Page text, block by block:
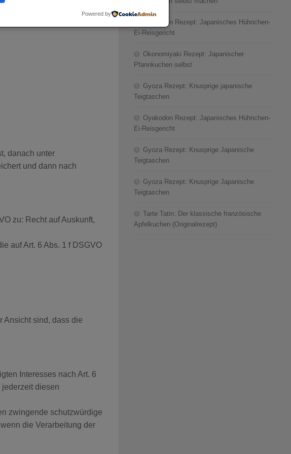
beachten wir strikt die
danach unter
und dann nach
zu: Recht auf Auskunft,
auf Art. 6 Abs. 1 f DSGVO
Ansicht sind, dass die
Interesses nach Art. 6
diesen
zwingende schutzwürdige
die Verarbeitung der
Oyakodon Rezept: Japanisches Hühnchen-
Ei-Reisgericht
Okonomiyaki Rezept: Japanischer
Pfannkuchen selbst
Gyoza Rezept: Knusprige japanische
Teigtaschen
Oyakodon Rezept: Japanisches Hühnchen-
Ei-Reisgericht
Gyoza Rezept: Knusprige Japanische
Teigtaschen
Gyoza Rezept: Knusprige Japanische
Teigtaschen
Tarte Tatin: Der klassische französische
Apfelkuchen (Originalrezept)
Powered by